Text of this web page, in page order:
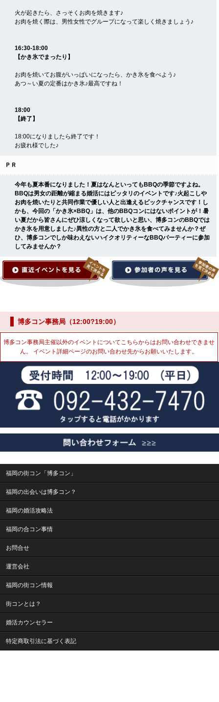
火が起きたら、さっそくお肉を焼きます♪
お肉を焼く際は、男性女性でグループになって楽しく焼きましょう♪
16:30-18:00
【かき氷でまったり】
お肉を焼いてお腹がいっぱいになったら、かき氷を食べよう♪
あつ～い夏の定番はかき氷♪最高ですね！
18:00
【終了】
18:00になりましたら終了です！
お疲れ様でした♪
ＰＲ
今年も夏本番になりました！夏はなんといってもBBQの季節ですよね。
BBQは男女の距離が縮まる婚活にはピッタリのイベントです♪火起こしや
お肉を焼いたりと共同作業で優しい人と出逢えるビックチャンスです！し
かも、今回の「かき氷×BBQ」は、他のBBQコンにはないポイントが！暑
い夏だから皆さんにぜひ涼しくなって欲しいと思い、博多コンのBBQでは
かき氷を用意しました♪異性の方と二人でかき氷を食べてみませんか？ぜ
ひ、博多コンでしか味わえないハイクオリティーなBBQパーティーに参加
してみませんか？
博多コン事務局（12:00?19:00）
博多コン事務局主催以外のイベントについてこちらからはお問い合わせできませ
ん。 イベント詳細ページのお問い合わせ先からお願いいたします。
福岡の街コン「博多コン」
福岡の出会いは博多コン？
福岡の婚活攻略法
福岡の合コン事情
お問合せ
運営会社
福岡の街コン情報
街コンとは？
婚活カウンセラー
特定商取引法に基づく表記